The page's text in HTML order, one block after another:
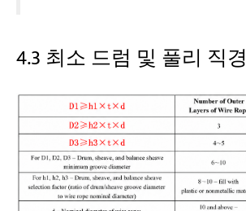
4.3 최소 드럼 및 풀리 직경